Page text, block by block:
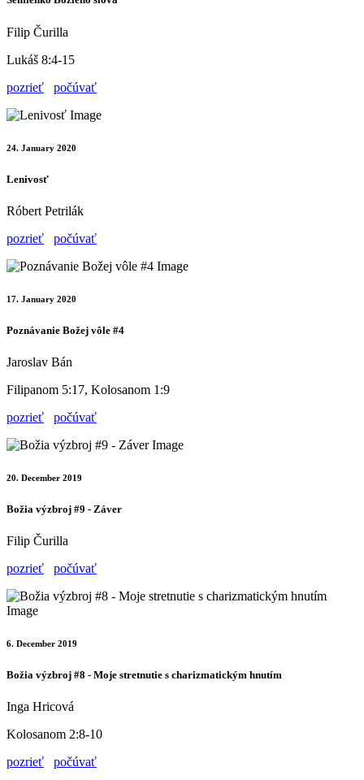
Filip Čurilla
Lukáš 8:4-15
pozrieť
počúvať
24. January 2020
Lenivosť
Róbert Petrilák
pozrieť
počúvať
17. January 2020
Poznávanie Božej vôle #4
Jaroslav Bán
Filipanom 5:17, Kolosanom 1:9
pozrieť
počúvať
20. December 2019
Božia výzbroj #9 - Záver
Filip Čurilla
pozrieť
počúvať
6. December 2019
Božia výzbroj #8 - Moje stretnutie s charizmatickým hnutím
Inga Hricová
Kolosanom 2:8-10
pozrieť
počúvať